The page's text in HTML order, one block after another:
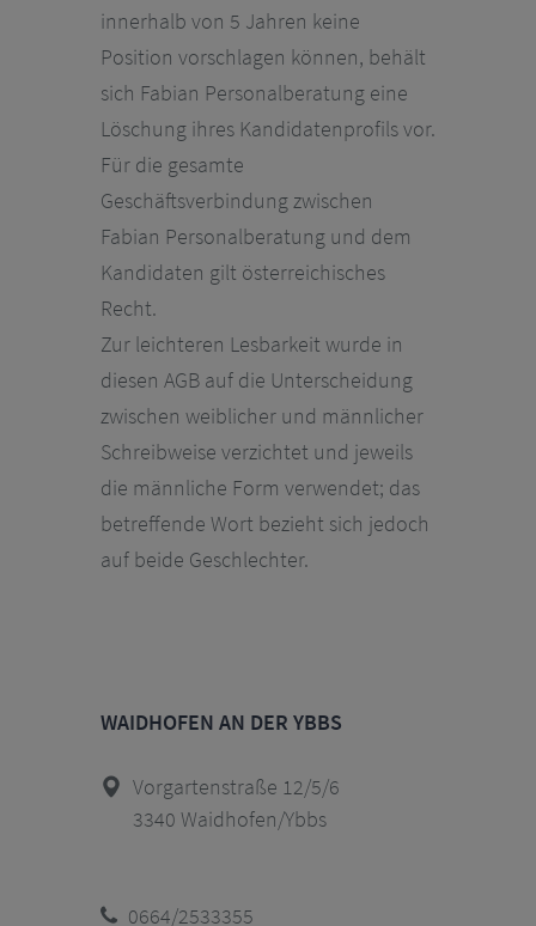
innerhalb von 5 Jahren keine
Position vorschlagen können, behält
sich Fabian Personalberatung eine
Löschung ihres Kandidatenprofils vor.
Für die gesamte
Geschäftsverbindung zwischen
Fabian Personalberatung und dem
Kandidaten gilt österreichisches
Recht.
Zur leichteren Lesbarkeit wurde in
diesen AGB auf die Unterscheidung
zwischen weiblicher und männlicher
Schreibweise verzichtet und jeweils
die männliche Form verwendet; das
betreffende Wort bezieht sich jedoch
auf beide Geschlechter.
WAIDHOFEN AN DER YBBS
Vorgartenstraße 12/5/6
3340 Waidhofen/Ybbs
0664/2533355